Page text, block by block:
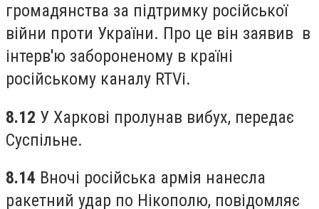
громадянства за підтримку російської
війни проти України. Про це він заявив в
інтерв'ю забороненому в країні
російському каналу RTVi.
8.12 У Харкові пролунав вибух, передає
Суспільне.
8.14 Вночі російська армія нанесла
ракетний удар по Нікополю, повідомляє